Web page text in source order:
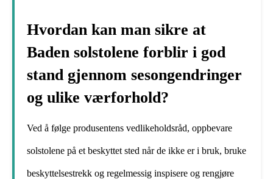
Hvordan kan man sikre at
Baden solstolene forblir i god
stand gjennom sesongendringer
og ulike værforhold?
Ved å følge produsentens vedlikeholdsråd, oppbevare
solstolene på et beskyttet sted når de ikke er i bruk, bruke
beskyttelsestrekk og regelmessig inspisere og rengjøre